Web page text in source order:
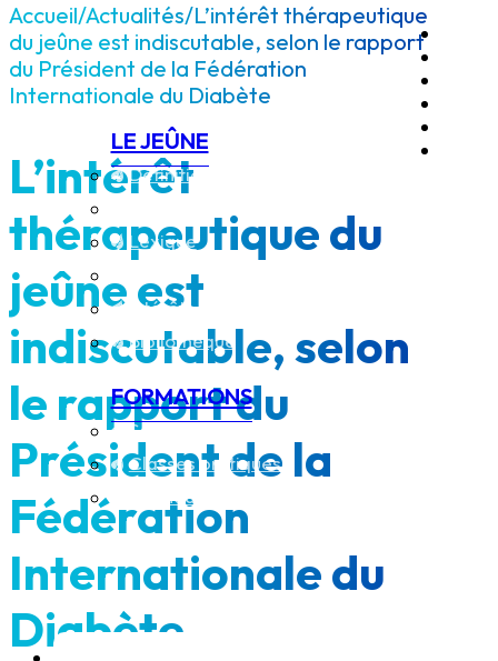
LE JEÛNE
Définition
Lexique
Intérêts thérapeutiques
Bibliothèque
FORMATIONS
Séminaires théoriques
Classes pratiques
Agenda des formations
Accueil/Actualités/L’intérêt thérapeutique
du jeûne est indiscutable, selon le rapport
du Président de la Fédération
Internationale du Diabète
L’intérêt
thérapeutique du
jeûne est
indiscutable, selon
le rapport du
Président de la
Fédération
Internationale du
Diabète